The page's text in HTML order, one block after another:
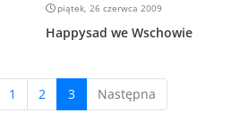
piątek, 26 czerwca 2009
Happysad we Wschowie
1 2 3(current)Następna